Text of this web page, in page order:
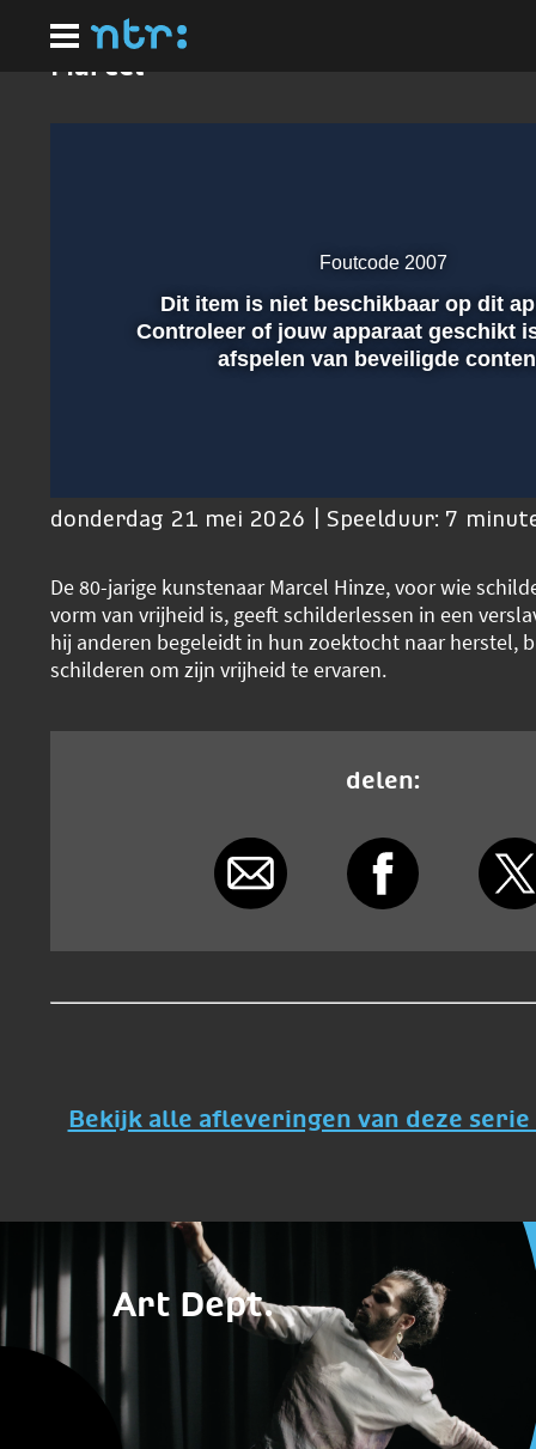
hoofdinhoud
Marcel
Afspelen
Foutcode 2007
Dit item is niet beschikbaar op dit
Controleer of jouw apparaat geschikt
afspelen van beveiligde
donderdag 21 mei 2026 | Speelduur: 7
De 80-jarige kunstenaar Marcel Hinze, voor wie
vorm van vrijheid is, geeft schilderlessen in een
hij anderen begeleidt in hun zoektocht naar herstel,
schilderen om zijn vrijheid te ervaren.
delen:
Bekijk alle afleveringen van deze
Art Dept.